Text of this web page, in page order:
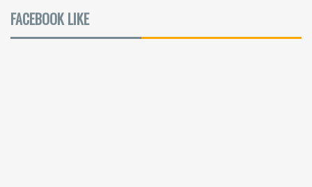
FACEBOOK LIKE